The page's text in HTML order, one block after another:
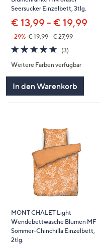
Seersucker Einzelbett, 3tlg.
€ 13,99 - € 19,99
--29% € 19,99 - € 27,99
4.7
von
5
(3)3
Weitere Farben verfügbar
In den Warenkorb
MONT CHALET Light
Wendebettwäsche Blumen MF
Sommer-Chinchilla Einzelbett,
2tlg.